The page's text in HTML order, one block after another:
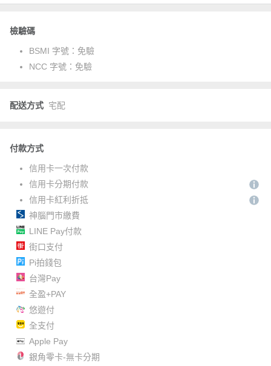
檢驗碼
BSMI 字號： 免驗
NCC 字號： 免驗
配送方式 宅配
付款方式
信用卡一次付款
信用卡分期付款
信用卡紅利折抵
神腦門市繳費
LINE Pay付款
街口支付
Pi拍錢包
台灣Pay
全盈+PAY
悠遊付
全支付
Apple Pay
銀角零卡-無卡分期